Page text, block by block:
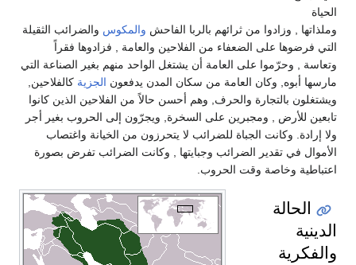
الحياة
وملذاتها , وزادوا من ثرائهم بالربا الفاحش والمكوس والضرائب الثقيلة
التي فرضوها على الضعفاء من الفلاحين والعامة , فزادوها فقراً
وتعاسة , وحرّموا على العامة أن يشتغل الواحد منهم بغير الصناعة التي
مارسها أبوه, وكان العامة من سكان المدن يدفعون الجزية كالفلاحين,
ويشتغلون بالتجارة والحرف, وهم أحسن حالاً من الفلاحين الذين كانوا
تابعين للأرض , ومجبرين على السخرة, ويجرّون إلى الحروب بغير أجر
ولا إرادة. وكانت الجباة للضرائب لا يتحرزون من الخيانة واغتصاب
الأموال في تقدير الضرائب وجبايتها , وكانت الضرائب تفرض بصورة
اعتباطية وخاصة وقت الحروب.
الحالة
الدينية
والفكرية